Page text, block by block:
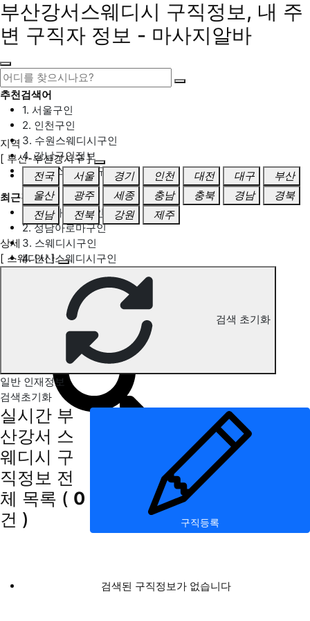
부산강서스웨디시 구직정보, 내 주
변 구직자 정보 - 마사지알바
추천검색어
1. 서울구인
2. 인천구인
3. 수원스웨디시구인
4. 강남구인정보
5. 동탄스웨디시구인
최근검색어
1. 일산마사지구인
2. 성남아로마구인
3. 스웨디시구인
4. 안산스웨디시구인
부산강서 스웨디시 구직정보
지역
[ 부산-부산강서구 ]
전국
서울 경기 인천 대전 대구
부산
울산
광주 세종 충남 충북 경남
경북
전남
전북 강원 제주
상세
[ 스웨디시 ]
검색 초기화
일반 인재정보
검색초기화
실시간 부
산강서 스
웨디시 구
직정보 전
체 목록 ( 0
건 )
구직등록
검색된 구직정보가 없습니다